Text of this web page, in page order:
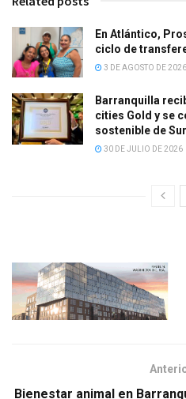
En Atlántico,
ciclo de
3 DE AGOSTO DE 2026
Barranquilla
cities Gold y se
sostenible de
30 DE JULIO DE 2026
Bienestar animal en